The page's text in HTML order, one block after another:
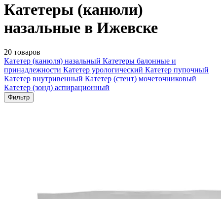
Катетеры (канюли)
назальные в Ижевске
20 товаров
Катетер (канюля) назальный Катетеры балонные и
принадлежности Катетер урологический Катетер пупочный
Катетер внутривенный Катетер (стент) мочеточниковый
Катетер (зонд) аспирационный
Фильтр